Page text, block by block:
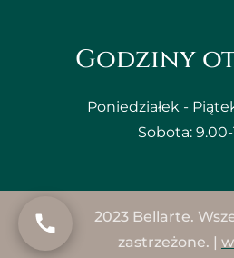
Godziny
Poniedziałek -
Sobota: 9.00-
2023 Bellarte.
zastrzeżone. |